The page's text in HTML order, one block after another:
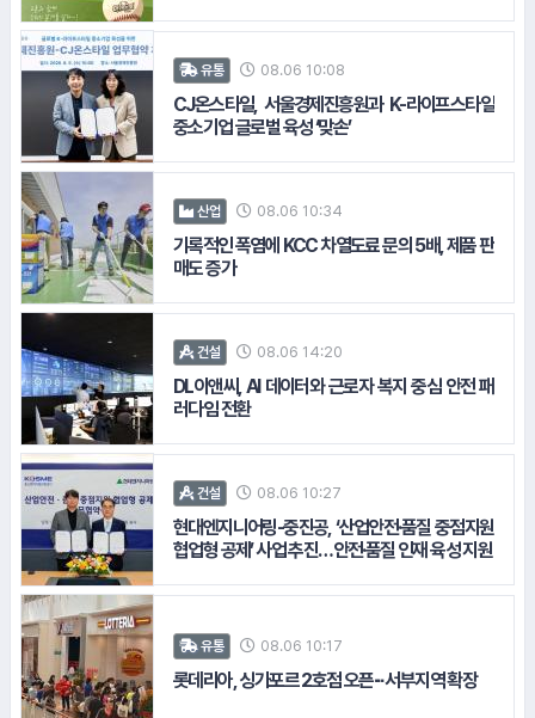
유통 08.06 10:08
CJ온스타일, 서울경제진흥원과 K-라이프스타일
중소기업 글로벌 육성 ‘맞손’
산업 08.06 10:34
기록적인 폭염에 KCC 차열도료 문의 5배, 제품 판
매도 증가
건설 08.06 14:20
DL이앤씨, AI 데이터와 근로자 복지 중심 안전 패
러다임 전환
건설 08.06 10:27
현대엔지니어링-중진공, ‘산업안전·품질 중점지원
협업형 공제’ 사업 추진…안전·품질 인재 육성 지원
유통 08.06 10:17
롯데리아, 싱가포르 2호점 오픈∙∙∙ 서부지역 확장
#키움증권